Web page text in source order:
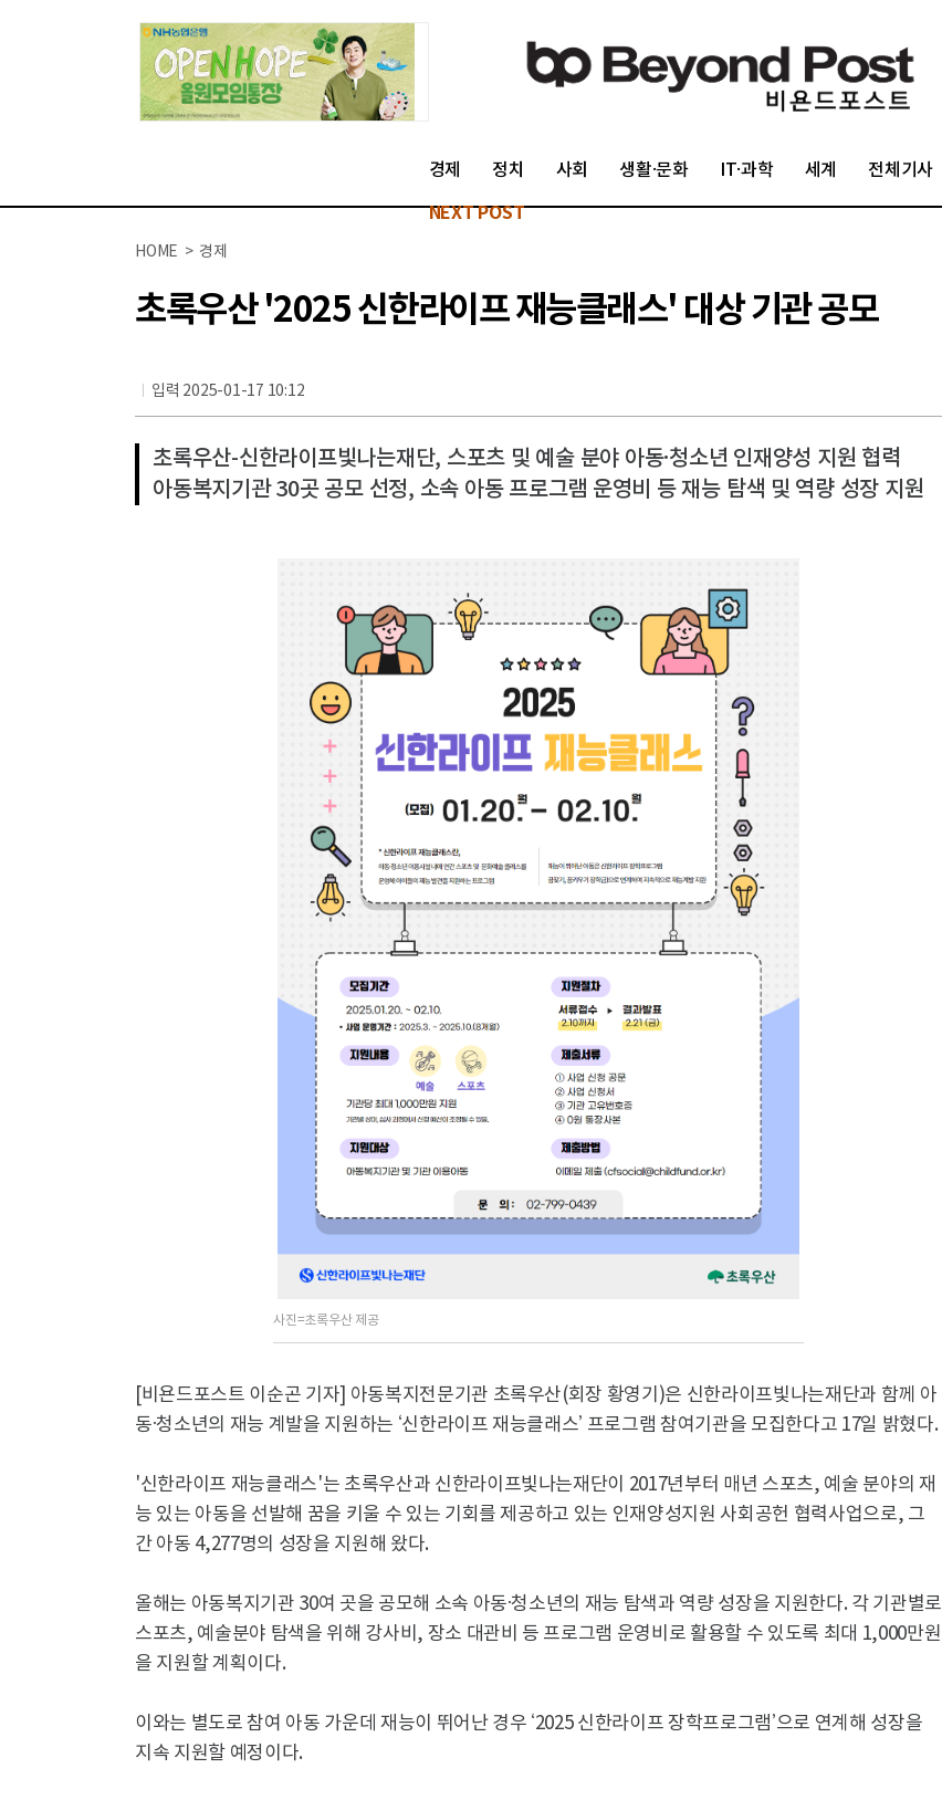
경제 정치 사회 생활·문화 IT·과학 세계 전체기사
NEXT POST
HOME > 경제
초록우산 '2025 신한라이프 재능클래스' 대상 기관 공모
입력 2025-01-17 10:12
초록우산-신한라이프빛나는재단, 스포츠 및 예술 분야 아동·청소년 인재양성 지원 협력
아동복지기관 30곳 공모 선정, 소속 아동 프로그램 운영비 등 재능 탐색 및 역량 성장 지원
사진=초록우산 제공
[비욘드포스트 이순곤 기자] 아동복지전문기관 초록우산(회장 황영기)은 신한라이프빛나는재단과 함께 아
동·청소년의 재능 계발을 지원하는 ‘신한라이프 재능클래스’ 프로그램 참여기관을 모집한다고 17일 밝혔다.
'신한라이프 재능클래스'는 초록우산과 신한라이프빛나는재단이 2017년부터 매년 스포츠, 예술 분야의 재
능 있는 아동을 선발해 꿈을 키울 수 있는 기회를 제공하고 있는 인재양성지원 사회공헌 협력사업으로, 그
간 아동 4,277명의 성장을 지원해 왔다.
올해는 아동복지기관 30여 곳을 공모해 소속 아동·청소년의 재능 탐색과 역량 성장을 지원한다. 각 기관별로
스포츠, 예술분야 탐색을 위해 강사비, 장소 대관비 등 프로그램 운영비로 활용할 수 있도록 최대 1,000만원
을 지원할 계획이다.
이와는 별도로 참여 아동 가운데 재능이 뛰어난 경우 ‘2025 신한라이프 장학프로그램’으로 연계해 성장을
지속 지원할 예정이다.